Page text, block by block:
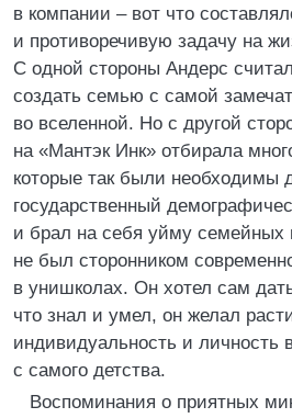
в компании – вот что
и противоречивую задачу на
С одной стороны Андерс
создать семью с самой
во вселенной. Но с другой
на «Мантэк Инк» отбирала
которые так были необходимы
государственный
и брал на себя уйму семейных
не был сторонником
в унишколах. Он хотел сам
что знал и умел, он желал
индивидуальность и личность
с самого детства.
Воспоминания о приятных